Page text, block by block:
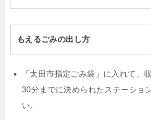
もえるごみの出し方
「太田市指定ごみ袋」に入れて、
30分までに決められたステーショ
い。